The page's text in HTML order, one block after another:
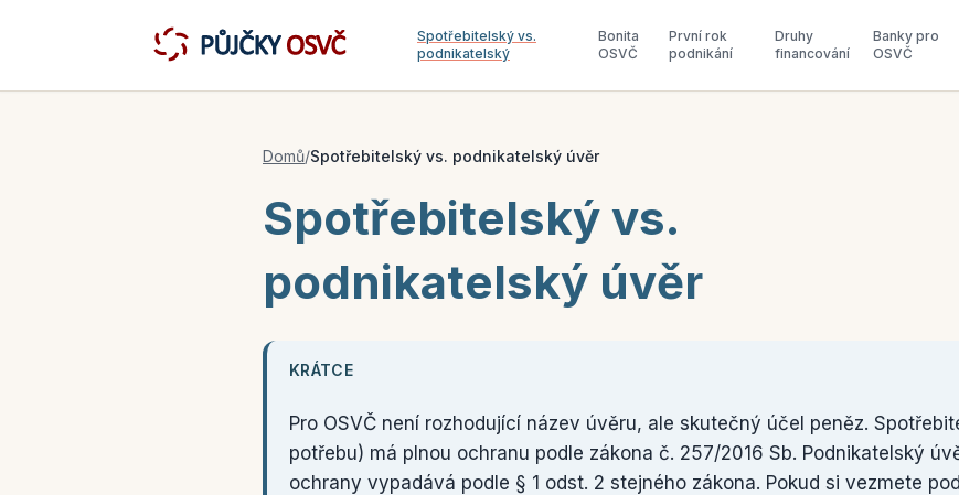
Spotřebitelský vs.
podnikatelský
Bonita
OSVČ
První rok
podnikání
Druhy
financování
Banky pro
OSVČ
Domů/Spotřebitelský vs. podnikatelský úvěr
Spotřebitelský vs.
podnikatelský úvěr
KRÁTCE
Pro OSVČ není rozhodující název úvěru, ale skutečný účel peněz.
potřebu) má plnou ochranu podle zákona č. 257/2016 Sb. Podnikatelský
ochrany vypadává podle § 1 odst. 2 stejného zákona. Pokud si vezmete